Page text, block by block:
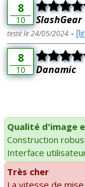
8
10 SlashGear
testé le 24/05/2024 -
8
10 Danamic
Qualité d'image
Construction
Interface
Très cher